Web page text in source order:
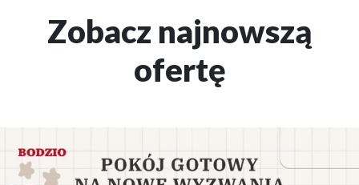
Zobacz najnowszą
ofertę